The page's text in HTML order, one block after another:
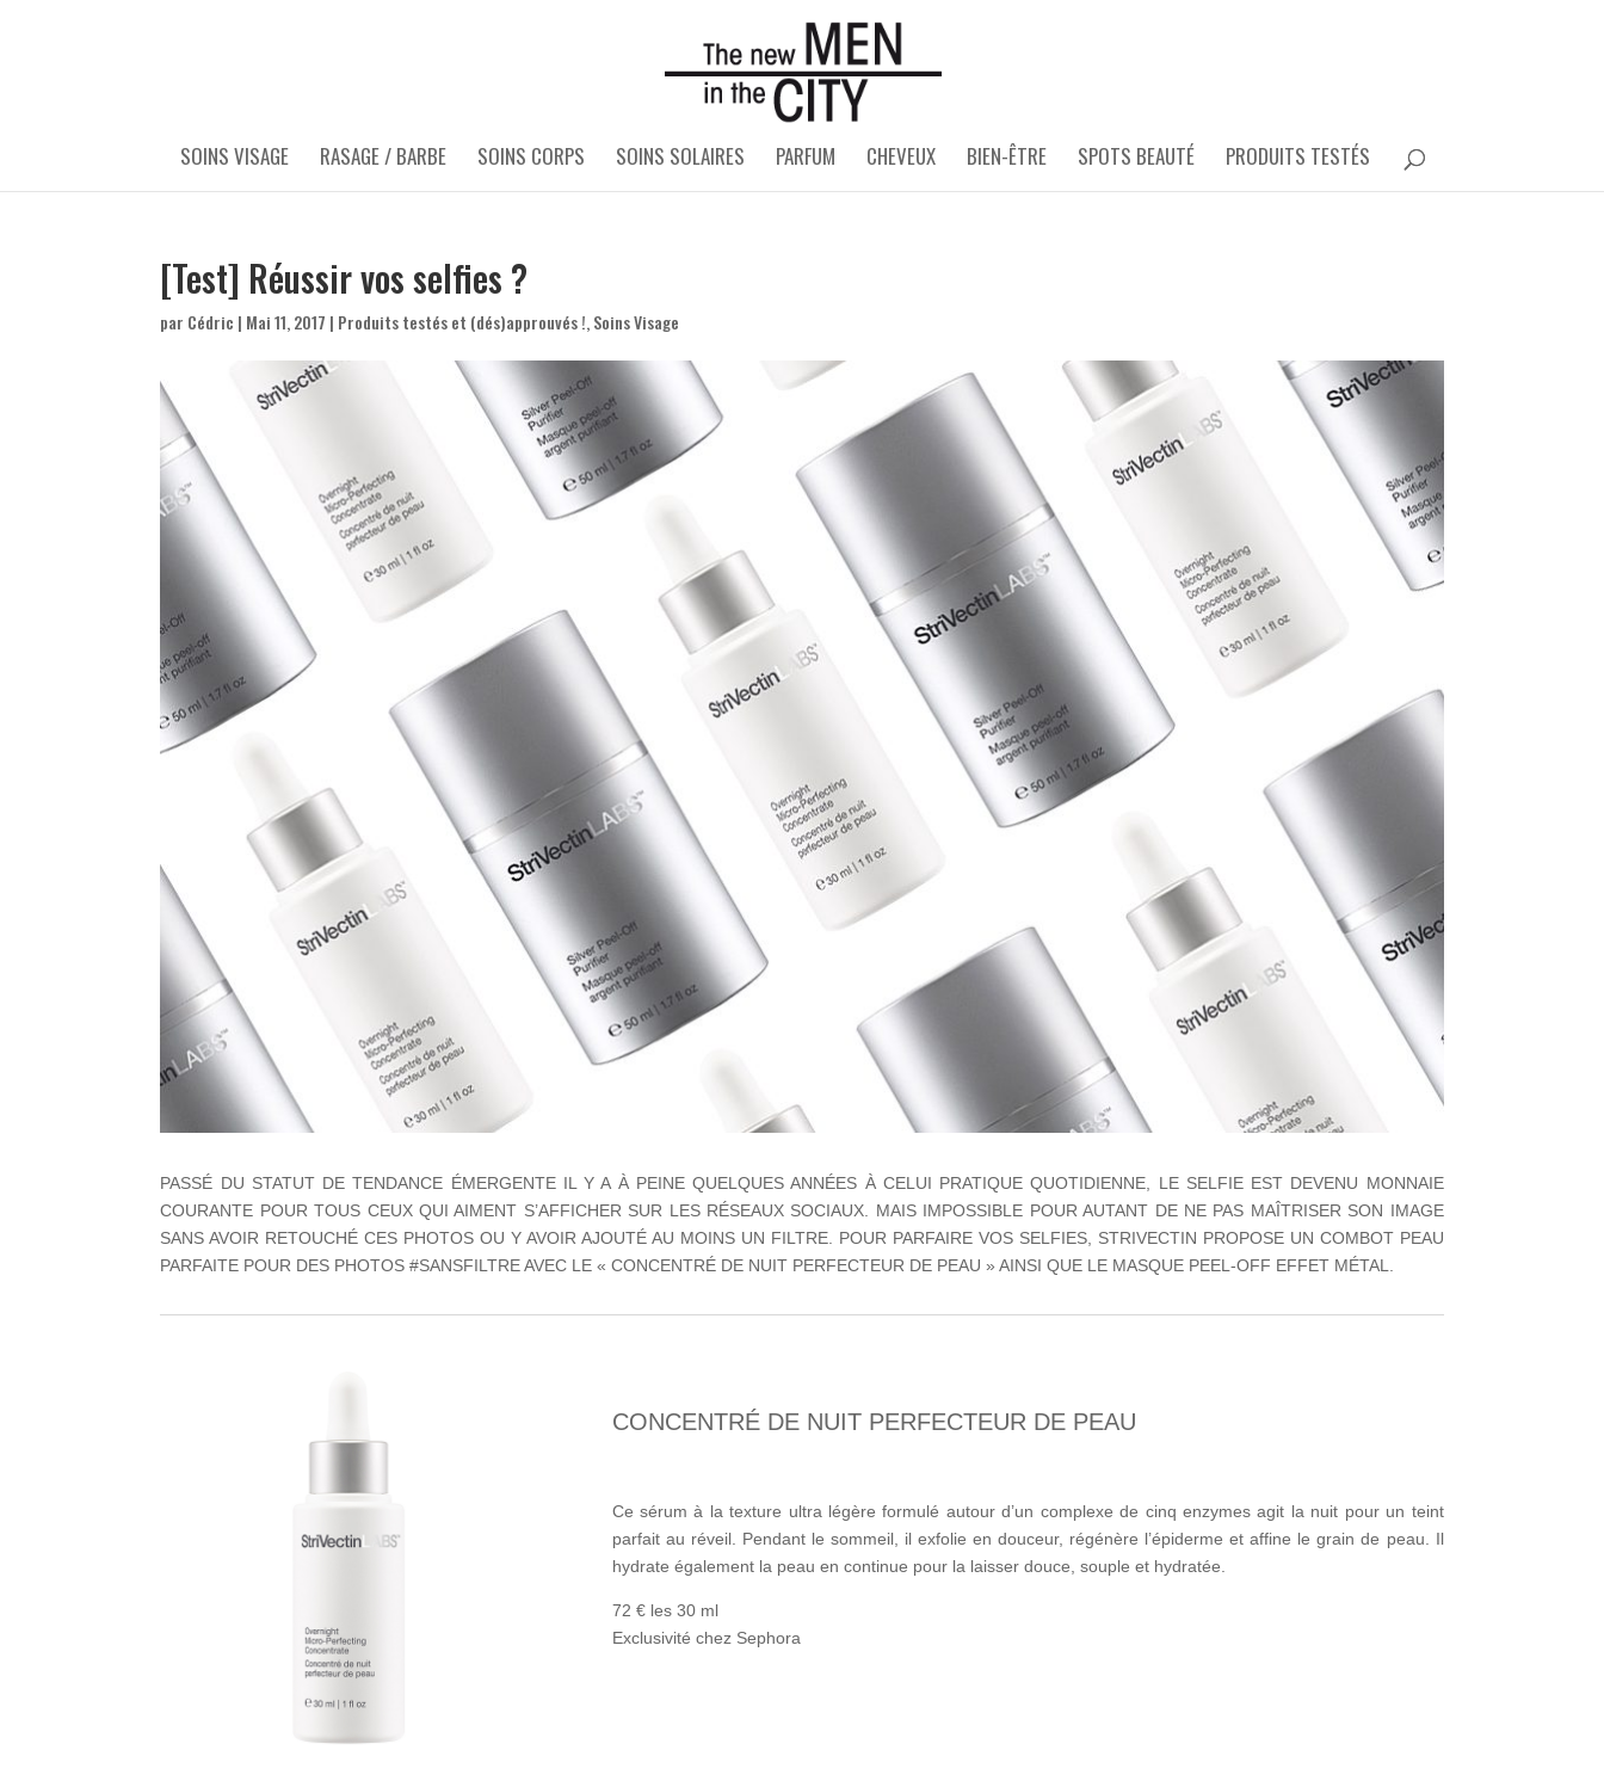
SOINS VISAGE RASAGE / BARBE SOINS CORPS SOINS SOLAIRES PARFUM CHEVEUX BIEN-ÊTRE SPOTS BEAUTÉ PRODUITS TESTÉS
[Test] Réussir vos selfies ?
par Cédric | Mai 11, 2017 | Produits testés et (dés)approuvés !,Soins Visage
PASSÉ DU STATUT DE TENDANCE ÉMERGENTE IL Y A À PEINE QUELQUES ANNÉES À CELUI PRATIQUE QUOTIDIENNE, LE SELFIE EST DEVENU MONNAIE
COURANTE POUR TOUS CEUX QUI AIMENT S’AFFICHER SUR LES RÉSEAUX SOCIAUX. MAIS IMPOSSIBLE POUR AUTANT DE NE PAS MAÎTRISER SON IMAGE
SANS AVOIR RETOUCHÉ CES PHOTOS OU Y AVOIR AJOUTÉ AU MOINS UN FILTRE. POUR PARFAIRE VOS SELFIES, STRIVECTIN PROPOSE UN COMBOT PEAU
PARFAITE POUR DES PHOTOS #SANSFILTRE AVEC LE « CONCENTRÉ DE NUIT PERFECTEUR DE PEAU » AINSI QUE LE MASQUE PEEL-OFF EFFET MÉTAL.
CONCENTRÉ DE NUIT PERFECTEUR DE PEAU
Ce sérum à la texture ultra légère formulé autour d’un complexe de cinq enzymes agit la nuit pour un teint
parfait au réveil. Pendant le sommeil, il exfolie en douceur, régénère l’épiderme et affine le grain de peau. Il
hydrate également la peau en continue pour la laisser douce, souple et hydratée.
72 € les 30 ml
Exclusivité chez Sephora